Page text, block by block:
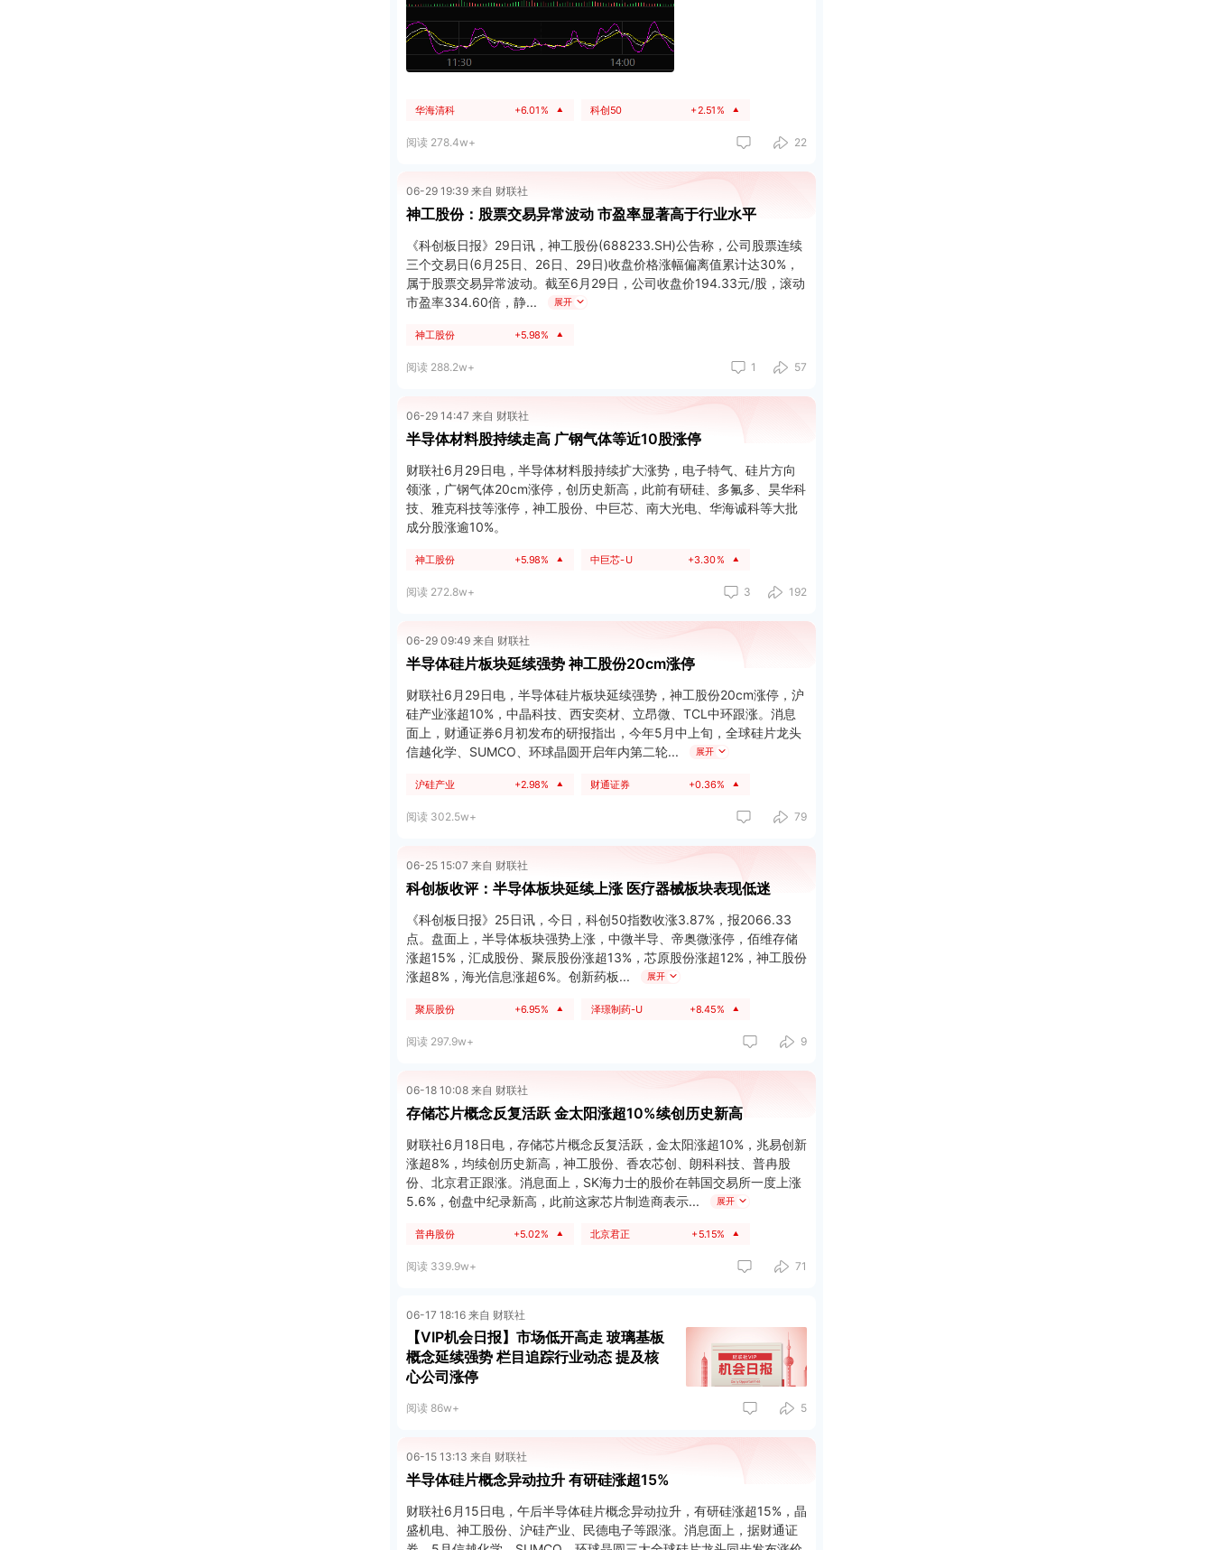
华海清科 +6.01% ▲ 科创50 +2.51% ▲
阅读 278.4w+ 22
06-29 19:39 来自 财联社
神工股份：股票交易异常波动 市盈率显著高于行业水平
《科创板日报》29日讯，神工股份(688233.SH)公告称，公司股票连续
三个交易日(6月25日、26日、29日)收盘价格涨幅偏离值累计达30%，
属于股票交易异常波动。截至6月29日，公司收盘价194.33元/股，滚动
市盈率334.60倍，静
展开
神工股份 +5.98% ▲
阅读 288.2w+ 1 57
06-29 14:47 来自 财联社
半导体材料股持续走高 广钢气体等近10股涨停
财联社6月29日电，半导体材料股持续扩大涨势，电子特气、硅片方向
领涨，广钢气体20cm涨停，创历史新高，此前有研硅、多氟多、昊华科
技、雅克科技等涨停，神工股份、中巨芯、南大光电、华海诚科等大批
成分股涨逾10%。
神工股份 +5.98% ▲ 中巨芯-U +3.30% ▲
阅读 272.8w+ 3 192
06-29 09:49 来自 财联社
半导体硅片板块延续强势 神工股份20cm涨停
财联社6月29日电，半导体硅片板块延续强势，神工股份20cm涨停，沪
硅产业涨超10%，中晶科技、西安奕材、立昂微、TCL中环跟涨。消息
面上，财通证券6月初发布的研报指出，今年5月中上旬，全球硅片龙头
信越化学、SUMCO、环球晶圆开启年内第二轮
展开
沪硅产业 +2.98% ▲ 财通证券 +0.36% ▲
阅读 302.5w+ 79
06-25 15:07 来自 财联社
科创板收评：半导体板块延续上涨 医疗器械板块表现低迷
《科创板日报》25日讯，今日，科创50指数收涨3.87%，报2066.33
点。盘面上，半导体板块强势上涨，中微半导、帝奥微涨停，佰维存储
涨超15%，汇成股份、聚辰股份涨超13%，芯原股份涨超12%，神工股份
涨超8%，海光信息涨超6%。创新药板
展开
聚辰股份 +6.95% ▲ 泽璟制药-U +8.45% ▲
阅读 297.9w+ 9
06-18 10:08 来自 财联社
存储芯片概念反复活跃 金太阳涨超10%续创历史新高
财联社6月18日电，存储芯片概念反复活跃，金太阳涨超10%，兆易创新
涨超8%，均续创历史新高，神工股份、香农芯创、朗科科技、普冉股
份、北京君正跟涨。消息面上，SK海力士的股价在韩国交易所一度上涨
5.6%，创盘中纪录新高，此前这家芯片制造商表示
展开
普冉股份 +5.02% ▲ 北京君正 +5.15% ▲
阅读 339.9w+ 71
06-17 18:16 来自 财联社
【VIP机会日报】市场低开高走 玻璃基板
概念延续强势 栏目追踪行业动态 提及核
心公司涨停
阅读 86w+ 5
06-15 13:13 来自 财联社
半导体硅片概念异动拉升 有研硅涨超15%
财联社6月15日电，午后半导体硅片概念异动拉升，有研硅涨超15%，晶
盛机电、神工股份、沪硅产业、民德电子等跟涨。消息面上，据财通证